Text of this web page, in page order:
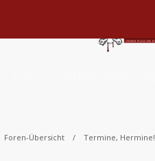
Foren-Übersicht Termine, Hermine!